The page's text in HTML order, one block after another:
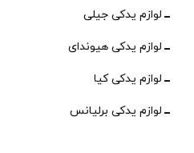
لوازم یدکی جیلی
لوازم یدکی هیوندای
لوازم یدکی کیا
لوازم یدکی برلیانس